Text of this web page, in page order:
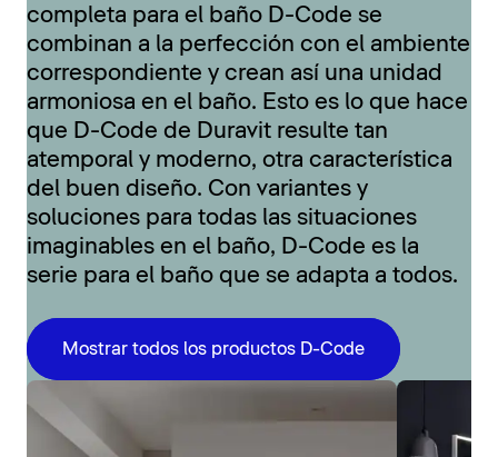
completa para el baño D-Code se
combinan a la perfección con el ambiente
correspondiente y crean así una unidad
armoniosa en el baño. Esto es lo que hace
que D-Code de Duravit resulte tan
atemporal y moderno, otra característica
del buen diseño. Con variantes y
soluciones para todas las situaciones
imaginables en el baño, D-Code es la
serie para el baño que se adapta a todos.
Mostrar todos los productos D-Code